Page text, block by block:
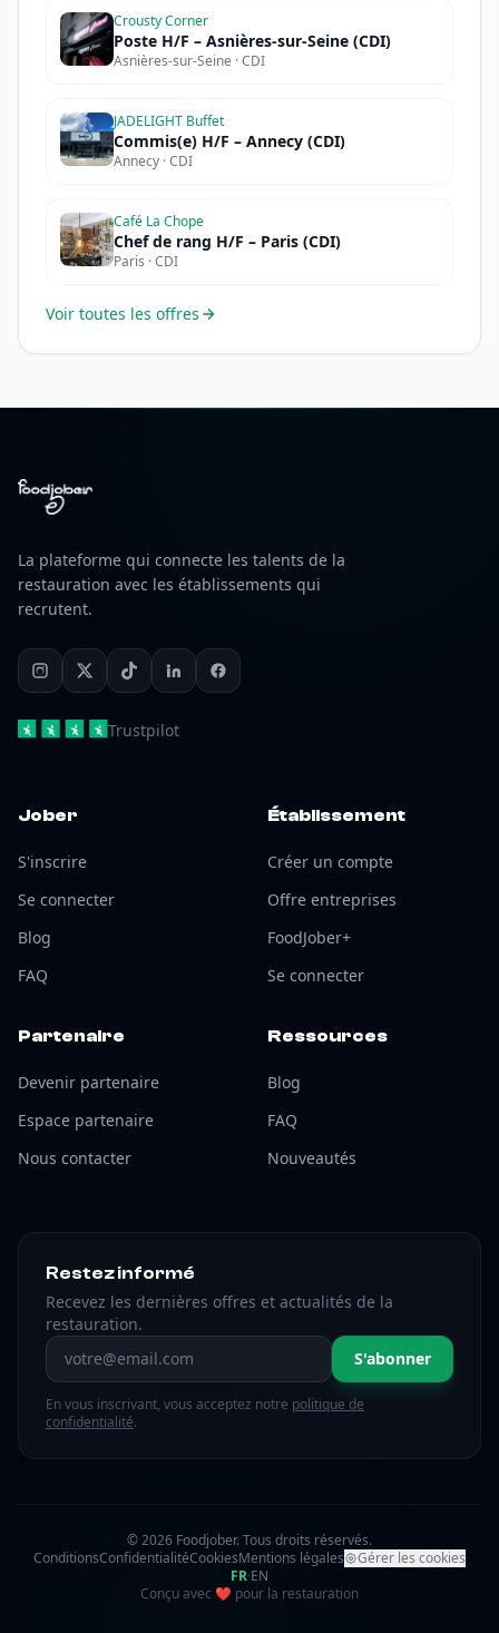
Crousty Corner
Poste H/F – Asnières-sur-Seine (CDI)
Asnières-sur-Seine · CDI
JADELIGHT Buffet
Commis(e) H/F – Annecy (CDI)
Annecy · CDI
Café La Chope
Chef de rang H/F – Paris (CDI)
Paris · CDI
Voir toutes les offres
La plateforme qui connecte les talents de la
restauration avec les établissements qui
recrutent.
Trustpilot
Jober
S'inscrire
Se connecter
Blog
FAQ
Établissement
Créer un compte
Offre entreprises
FoodJober+
Se connecter
Partenaire
Devenir partenaire
Espace partenaire
Nous contacter
Ressources
Blog
FAQ
Nouveautés
Restez informé
Recevez les dernières offres et actualités de la
restauration.
Adresse email S'abonner
En vous inscrivant, vous acceptez notre politique de
confidentialité.
© 2026 Foodjober. Tous droits réservés.
ConditionsConfidentialitéCookiesMentions légales
Gérer les cookies
FR·EN
Conçu avec ❤ amour
pour la restauration